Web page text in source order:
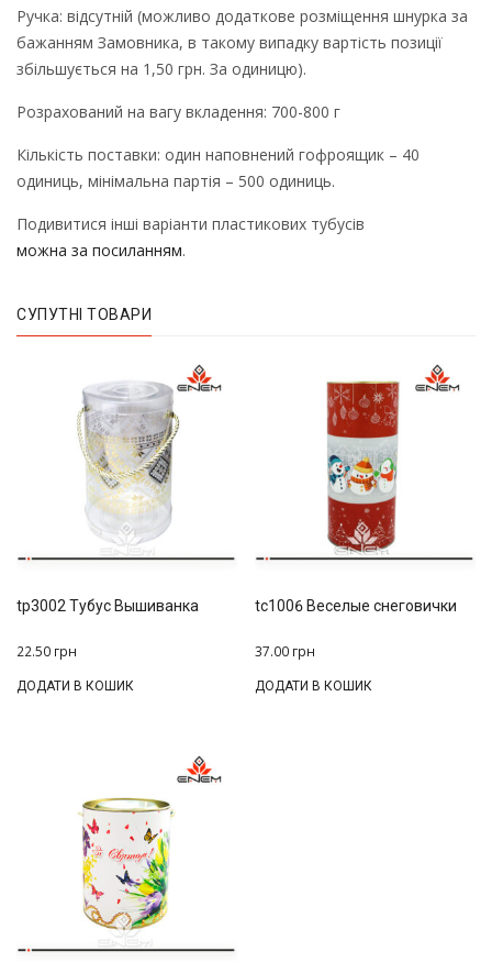
Ручка: відсутній (можливо додаткове розміщення шнурка за
бажанням Замовника, в такому випадку вартість позиції
збільшується на 1,50 грн. За одиницю).
Розрахований на вагу вкладення: 700-800 г
Кількість поставки: один наповнений гофроящик – 40
одиниць, мінімальна партія – 500 одиниць.
Подивитися інші варіанти пластикових тубусів
можна за посиланням.
СУПУТНІ ТОВАРИ
tp3002 Тубус Вышиванка
22.50 грн
ДОДАТИ В КОШИК
tc1006 Веселые снеговички
37.00 грн
ДОДАТИ В КОШИК